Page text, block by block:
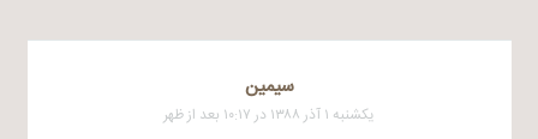
سيمين
یکشنبه ۱ آذر ۱۳۸۸ در ۱۰:۱۷ بعد از ظهر